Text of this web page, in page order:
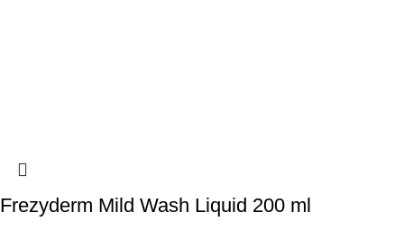
Frezyderm Mild Wash Liquid 200 ml